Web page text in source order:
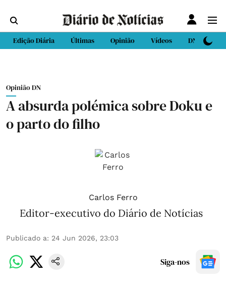
Edição Diária Últimas Opinião Vídeos DN Sport
Opinião DN
A absurda polémica sobre Doku e
o parto do filho
Carlos Ferro
Editor-executivo do Diário de Notícias
Publicado a: 24 Jun 2026, 23:03
Siga-nos